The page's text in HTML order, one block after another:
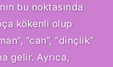
bu noktasında
kökenli olup
“can”, “dinçlik”
gelir. Ayrıca,